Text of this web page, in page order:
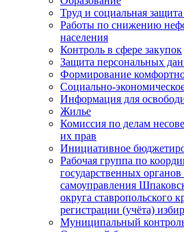
Труд и социальная
Работы по снижению
населения
Контроль в сфере закупок
Защита персональных
Формирование
Социально-
Информация для
Жилье
Комиссия по делам
их прав
Инициативное
Рабочая группа по
государственных
самоуправления
округа ставропольского
регистрации (учёта)
Муниципальный